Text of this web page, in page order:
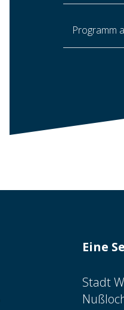
Programm
Eine
Stadt